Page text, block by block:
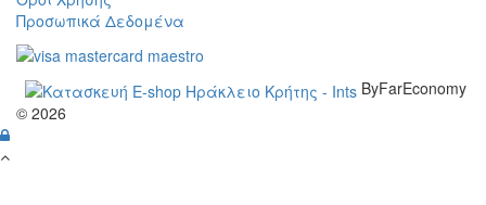
Προσωπικά Δεδομένα
ByFarEconomy
© 2026